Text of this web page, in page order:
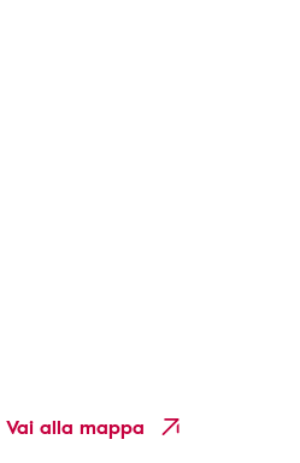
Vai alla mappa